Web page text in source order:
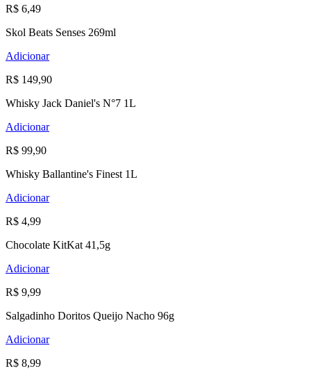
R$ 6,49
Skol Beats Senses 269ml
Adicionar
R$ 149,90
Whisky Jack Daniel's N°7 1L
Adicionar
R$ 99,90
Whisky Ballantine's Finest 1L
Adicionar
R$ 4,99
Chocolate KitKat 41,5g
Adicionar
R$ 9,99
Salgadinho Doritos Queijo Nacho 96g
Adicionar
R$ 8,99